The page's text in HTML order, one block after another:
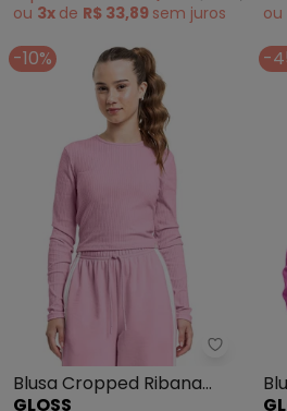
ou 3x de R$ 33,89 sem juros ou
-10%
Gloss -
Blusa Cropped Ribana
GLOSS
-